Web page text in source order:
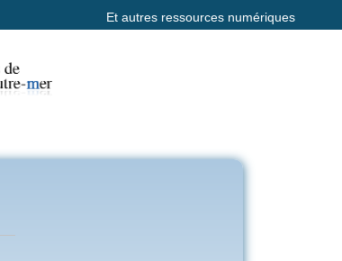
Et autres ressources numériques